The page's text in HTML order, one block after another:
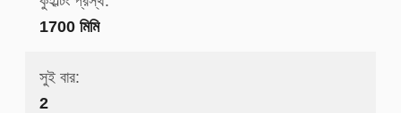
1700 মিমি
সুই বার:
2